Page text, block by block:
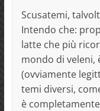
Scusatemi,
Intendo che:
latte che più
mondo di veleni,
(ovviamente
temi diversi,
è